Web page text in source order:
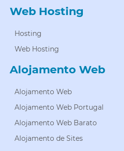
Web Hosting
Hosting
Web Hosting
Alojamento Web
Alojamento Web
Alojamento Web Portugal
Alojamento Web Barato
Alojamento de Sites